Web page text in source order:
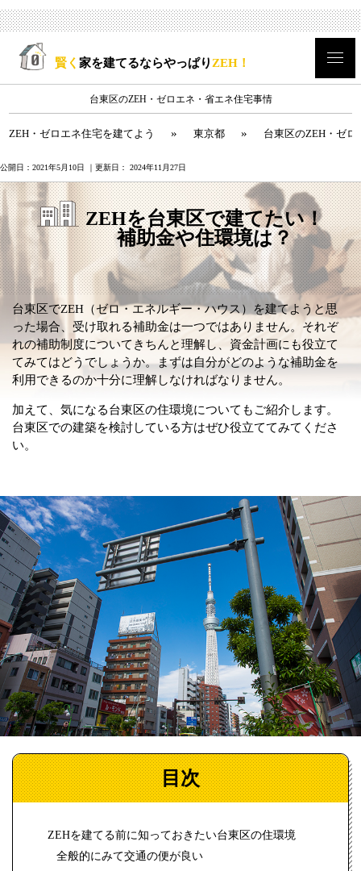
台東区のZEH・ゼロエネ・省エネ住宅事情
賢く 家を建てるならやっぱり ZEH！
ZEH・ゼロエネ住宅を建てよう » 東京都 » 台東区のZEH・ゼ
公開日： 2021年5月10日 ｜更新日： 2024年11月27日
ZEHを台東区で建てたい！
補助金や住環境は？
台東区でZEH（ゼロ・エネルギー・ハウス）を建てようと思
った場合、受け取れる補助金は一つではありません。それぞ
れの補助制度についてきちんと理解し、資金計画にも役立て
てみてはどうでしょうか。まずは自分がどのような補助金を
利用できるのか十分に理解しなければなりません。
加えて、気になる台東区の住環境についてもご紹介します。
台東区での建築を検討している方はぜひ役立ててみてくださ
い。
目次
ZEHを建てる前に知っておきたい台東区の住環境
全般的にみて交通の便が良い